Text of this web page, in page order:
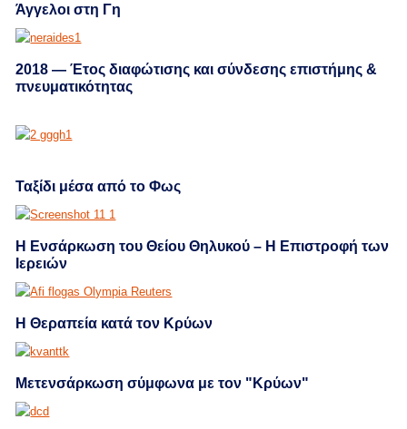
Άγγελοι στη Γη
2018 — Έτος διαφώτισης και σύνδεσης επιστήμης &
πνευματικότητας
Ταξίδι μέσα από το Φως
Η Ενσάρκωση του Θείου Θηλυκού – Η Επιστροφή των
Ιερειών
Η Θεραπεία κατά τον Kρύων
Μετενσάρκωση σύμφωνα με τον "Κρύων"